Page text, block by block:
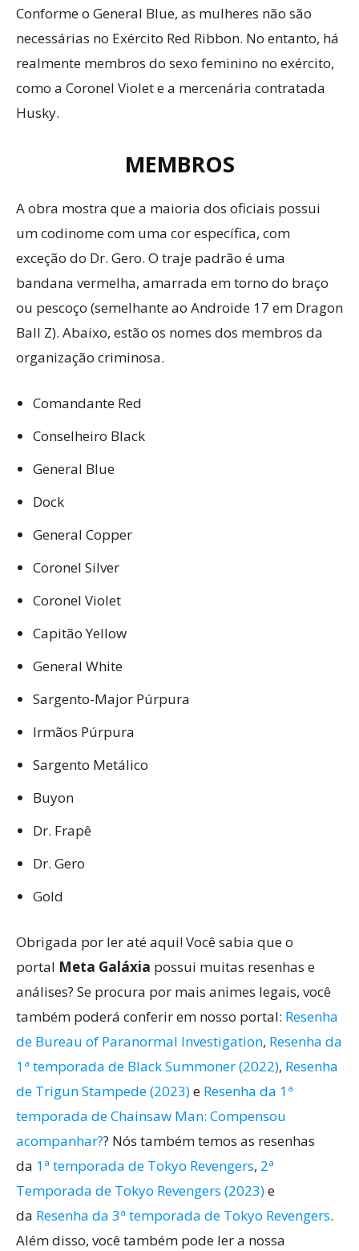
Conforme o General Blue, as mulheres não são
necessárias no Exército Red Ribbon. No entanto, há
realmente membros do sexo feminino no exército,
como a Coronel Violet e a mercenária contratada
Husky.
MEMBROS
A obra mostra que a maioria dos oficiais possui
um codinome com uma cor específica, com
exceção do Dr. Gero. O traje padrão é uma
bandana vermelha, amarrada em torno do braço
ou pescoço (semelhante ao Androide 17 em Dragon
Ball Z). Abaixo, estão os nomes dos membros da
organização criminosa.
Comandante Red
Conselheiro Black
General Blue
Dock
General Copper
Coronel Silver
Coronel Violet
Capitão Yellow
General White
Sargento-Major Púrpura
Irmãos Púrpura
Sargento Metálico
Buyon
Dr. Frapê
Dr. Gero
Gold
Obrigada por ler até aqui! Você sabia que o
portal Meta Galáxia possui muitas resenhas e
análises? Se procura por mais animes legais, você
também poderá conferir em nosso portal: Resenha
de Bureau of Paranormal Investigation, Resenha da
1ª temporada de Black Summoner (2022), Resenha
de Trigun Stampede (2023)e Resenha da 1ª
temporada de Chainsaw Man: Compensou
acompanhar?? Nós também temos as resenhas
da 1ª temporada de Tokyo Revengers, 2ª
Temporada de Tokyo Revengers (2023)e
da Resenha da 3ª temporada de Tokyo Revengers.
Além disso, você também pode ler a nossa